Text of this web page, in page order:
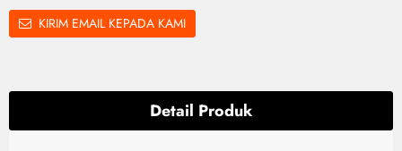
KIRIM EMAIL KEPADA KAMI
Detail Produk